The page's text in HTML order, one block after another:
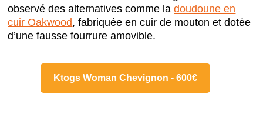
observé des alternatives comme ladoudoune en
cuir Oakwood, fabriquée en cuir de mouton et dotée
d’une fausse fourrure amovible.
Ktogs Woman Chevignon - 600€